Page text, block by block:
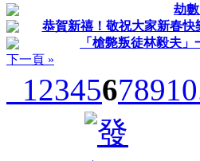
劫
恭賀新禧！敬祝大家新春快
「槍斃叛徒林毅夫
下一頁 »
12345678910